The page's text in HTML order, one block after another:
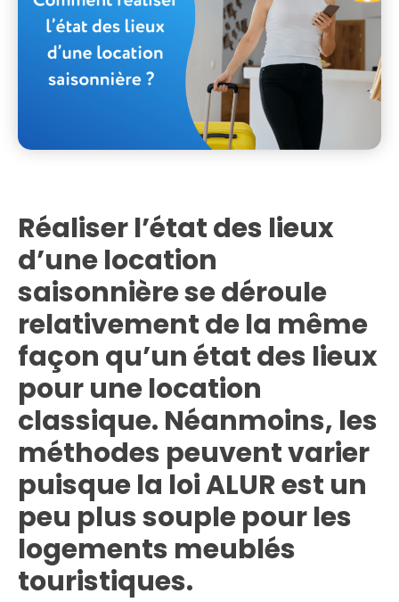
Réaliser l’état des lieux
d’une location
saisonnière se déroule
relativement de la même
façon qu’un état des lieux
pour une location
classique. Néanmoins, les
méthodes peuvent varier
puisque la loi ALUR est un
peu plus souple pour les
logements meublés
touristiques.